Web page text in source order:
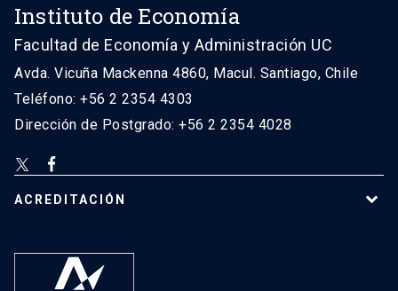
Instituto de Economía
Facultad de Economía y Administración UC
Avda. Vicuña Mackenna 4860, Macul. Santiago, Chile
Teléfono: +56 2 2354 4303
Dirección de Postgrado: +56 2 2354 4028
ACREDITACIÓN